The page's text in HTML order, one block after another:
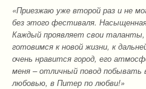
«Приезжаю уже второй раз и не
без этого фестиваля.
Каждый проявляет свои
готовимся к новой жизни, к
очень нравится город, его
меня – отличный повод побывать
любовью, в Питер по любви!»